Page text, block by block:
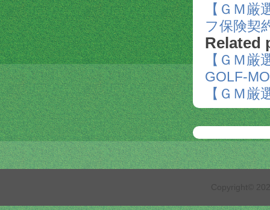
【ＧＭ
フ保険契
Related
【ＧＭ
GOLF-
【ＧＭ